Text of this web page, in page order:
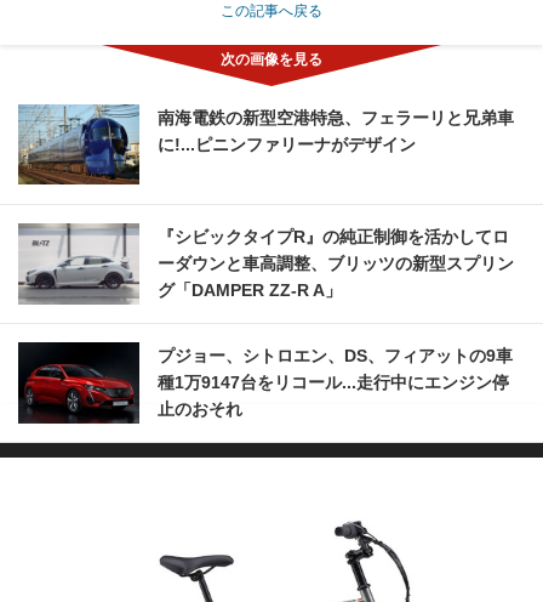
この記事へ戻る
南海電鉄の新型空港特急、フェラーリと兄弟車
に!...ピニンファリーナがデザイン
『シビックタイプR』の純正制御を活かしてロ
ーダウンと車高調整、ブリッツの新型スプリン
グ「DAMPER ZZ-R A」
プジョー、シトロエン、DS、フィアットの9車
種1万9147台をリコール...走行中にエンジン停
止のおそれ